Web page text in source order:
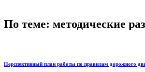
По теме: методические
Перспективный план работы по правилам дорожного